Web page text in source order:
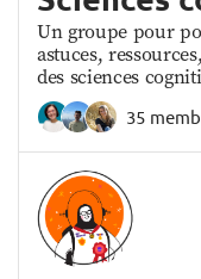
Un groupe pour
astuces,
des sciences
35